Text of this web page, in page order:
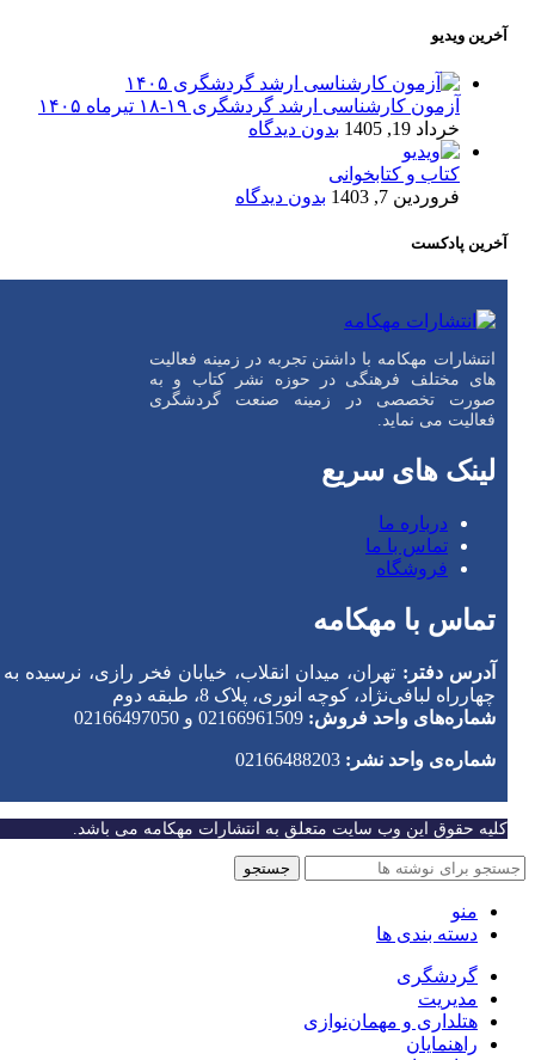
آخرین ویدیو
آزمون کارشناسی ارشد گردشگری ۱۹-۱۸ تیرماه ۱۴۰۵
خرداد 19, 1405
بدون دیدگاه
کتاب و کتابخوانی
فروردین 7, 1403
بدون دیدگاه
آخرین پادکست
انتشارات مهکامه با داشتن تجربه در زمینه فعالیت
های مختلف فرهنگی در حوزه نشر کتاب و به
صورت تخصصی در زمینه صنعت گردشگری
فعالیت می نماید.
لینک های سریع
درباره ما
تماس با ما
فروشگاه
تماس با مهکامه
آدرس دفتر: تهران، میدان انقلاب، خیابان فخر رازی، نرسیده به
چهارراه لبافی‌نژاد، کوچه انوری، پلاک 8، طبقه دوم
شماره‌های واحد فروش: 02166961509 و 02166497050
شماره‌‌ی واحد نشر:
کلیه حقوق این وب سایت متعلق به انتشارات مهکامه می باشد.
جستجو
منو
دسته بندی ها
گردشگری
مدیریت
هتلداری و مهمان‌نوازی
راهنمایان